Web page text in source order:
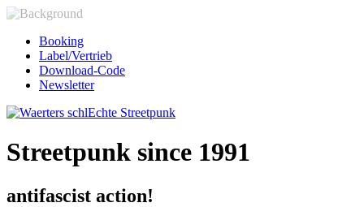
Booking
Label/Vertrieb
Download-Code
Newsletter
Streetpunk since 1991
antifascist action!